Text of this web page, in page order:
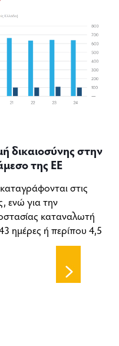
δικαιοσύνης στην
της ΕΕ
στις
ενώ για την
καταναλωτή
ημέρες ή περίπου 4,5